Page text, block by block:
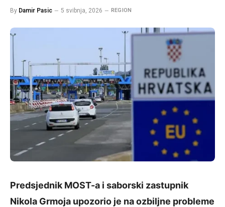
By Damir Pasic 5 svibnja, 2026 REGION
Predsjednik MOST-a i saborski zastupnik
Nikola Grmoja upozorio je na ozbiljne probleme